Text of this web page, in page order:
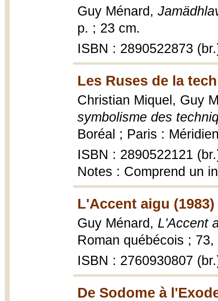
Guy Ménard,
p. ; 23 cm.
ISBN : 2890522873
Les Ruses de la
Christian Miquel, Guy
symbolisme des
Boréal ; Paris :
ISBN : 2890522121
Notes : Comprend un
L'Accent aigu (1983)
Guy Ménard, L'Accent
Roman québécois ;
ISBN : 2760930807
De Sodome à